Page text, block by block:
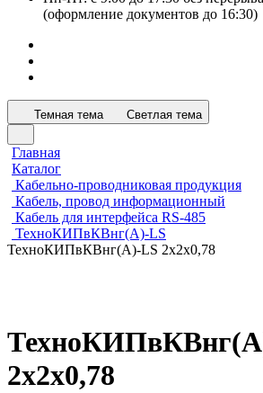
(оформление документов до 16:30)
Темная тема Светлая тема
Главная
Каталог
Кабельно-проводниковая продукция
Кабель, провод информационный
Кабель для интерфейса RS-485
ТехноКИПвКВнг(А)-LS
ТехноКИПвКВнг(А)-LS 2х2х0,78
2х2х0,78